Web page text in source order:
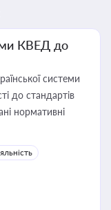
КВЕД до
системи
до стандартів
нормативні